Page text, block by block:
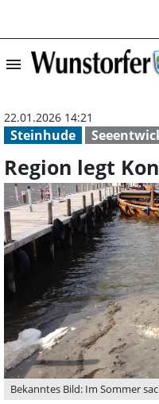
menu
Steinhude
22.01.2026 14:21
Region legt
Bekanntes Bild: Im Sommer